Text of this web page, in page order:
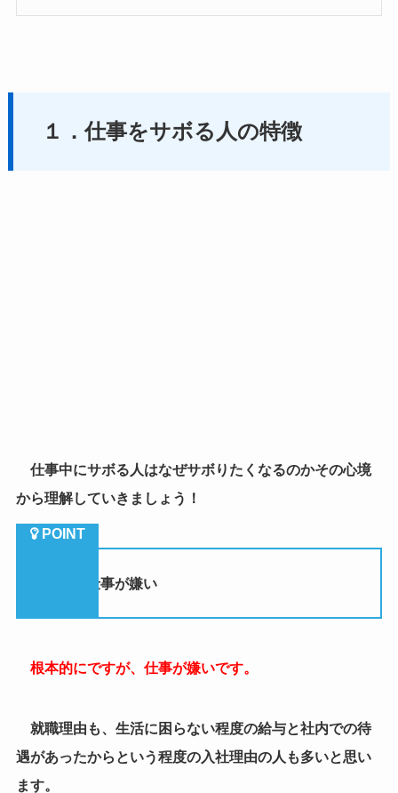
１．仕事をサボる人の特徴
根本的にですが、仕事が嫌いです。
就職理由も、生活に困らない程度の給与と社内での待
こういう仕事に意欲の無い人は特にゆとり世代の特徴